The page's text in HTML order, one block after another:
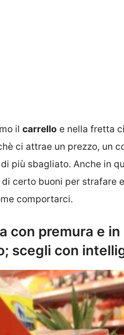
il carrello e nella fretta
ci attrae un prezzo, un
più sbagliato. Anche in
certo buoni per strafare
comportarci.
con premura e
scegli con